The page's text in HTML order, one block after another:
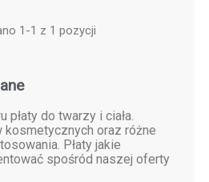
1-1 z 1 pozycji
do twarzy i ciała.
kosmetycznych oraz różne
Płaty jakie
spośród naszej oferty